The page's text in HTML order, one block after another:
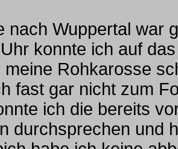
nach Wuppertal war
konnte ich auf
meine Rohkarosse
fast gar nicht zum
ich die bereits
durchsprechen und